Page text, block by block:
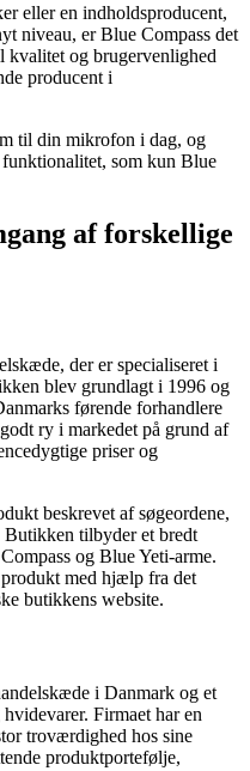
eller en indholdsproducent,
niveau, er Blue Compass det
kvalitet og brugervenlighed
producent i
til din mikrofon i dag, og
som kun Blue
af forskellige
der er specialiseret i
blev grundlagt i 1996 og
førende forhandlere
ry i markedet på grund af
priser og
beskrevet af søgeordene,
Butikken tilbyder et bredt
og Blue Yeti-arme.
med hjælp fra det
butikkens website.
i Danmark og et
Firmaet har en
troværdighed hos sine
produktportefølje,